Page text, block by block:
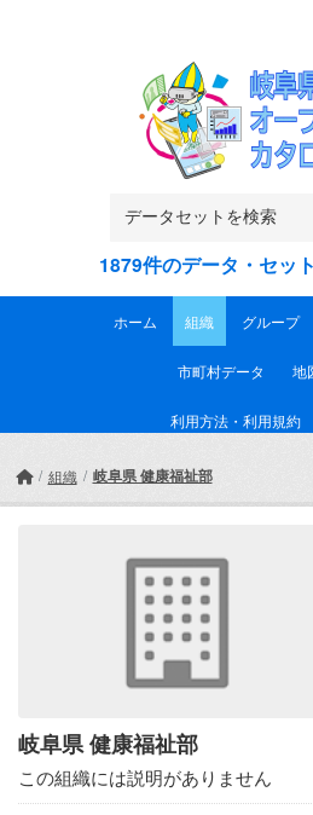
1879件のデータ・セッ
ホーム 組織 グループ
市町村データ 地
利用方法・利用規約
組織 岐阜県 健康福祉部
岐阜県 健康福祉部
この組織には説明がありません